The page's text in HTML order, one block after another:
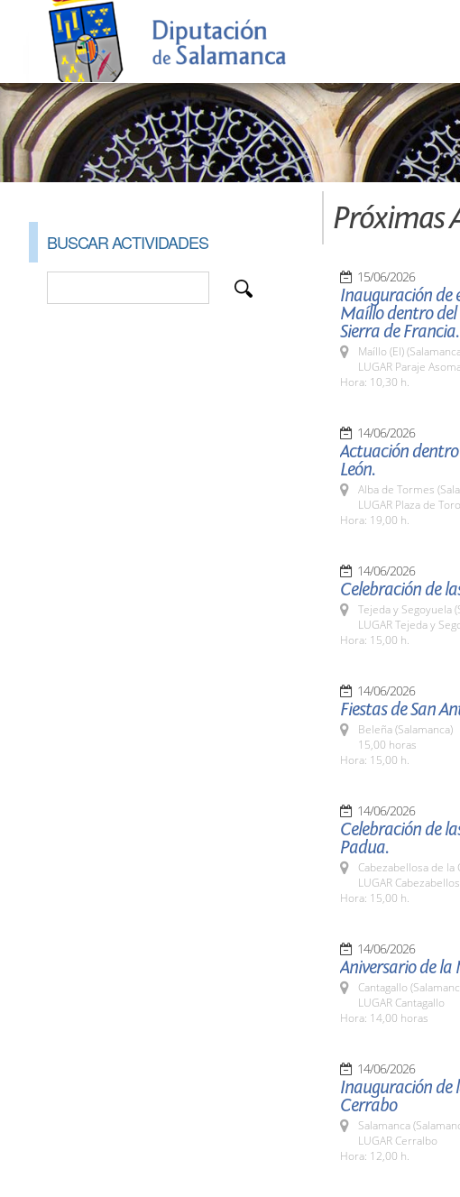
BUSCAR ACTIVIDADES
Próximas
15/06/2026
Inauguración de
Maíllo dentro del
Sierra de Francia.
Maíllo (El)
LUGAR Paraje
Hora: 10,30 h.
14/06/2026
Actuación
León.
Alba de Tormes
LUGAR Plaza de
Hora: 19,00 h.
14/06/2026
Celebración de
Tejeda y Segoyuela
LUGAR Tejeda y
Hora: 15,00 h.
14/06/2026
Fiestas de San
Beleña (Salamanca)
15,00 horas
Hora: 15,00 h.
14/06/2026
Celebración de
Padua.
Cabezabellosa de la
LUGAR
Hora: 15,00 h.
14/06/2026
Aniversario de
Cantagallo
LUGAR Cantagallo
Hora: 14,00 horas
14/06/2026
Inauguración de
Cerrabo
Salamanca
LUGAR Cerralbo
Hora: 12,00 h.